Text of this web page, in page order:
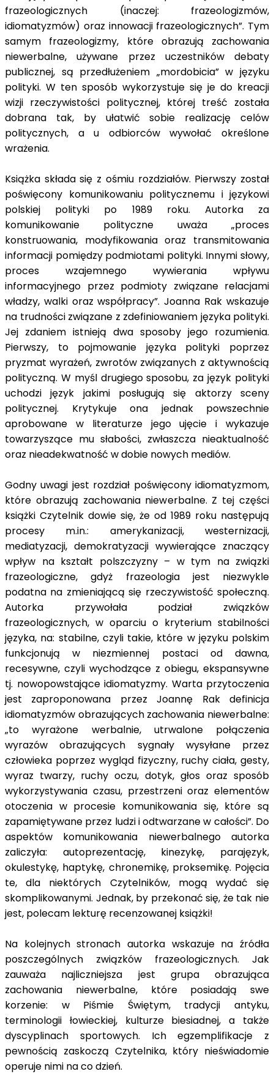
frazeologicznych (inaczej: frazeologizmów,
idiomatyzmów) oraz innowacji frazeologicznych”. Tym
samym frazeologizmy, które obrazują zachowania
niewerbalne, używane przez uczestników debaty
publicznej, są przedłużeniem „mordobicia” w języku
polityki. W ten sposób wykorzystuje się je do kreacji
wizji rzeczywistości politycznej, której treść została
dobrana tak, by ułatwić sobie realizację celów
politycznych, a u odbiorców wywołać określone
wrażenia.
Książka składa się z ośmiu rozdziałów. Pierwszy został
poświęcony komunikowaniu politycznemu i językowi
polskiej polityki po 1989 roku. Autorka za
komunikowanie polityczne uważa „proces
konstruowania, modyfikowania oraz transmitowania
informacji pomiędzy podmiotami polityki. Innymi słowy,
proces wzajemnego wywierania wpływu
informacyjnego przez podmioty związane relacjami
władzy, walki oraz współpracy”. Joanna Rak wskazuje
na trudności związane z zdefiniowaniem języka polityki.
Jej zdaniem istnieją dwa sposoby jego rozumienia.
Pierwszy, to pojmowanie języka polityki poprzez
pryzmat wyrażeń, zwrotów związanych z aktywnością
polityczną. W myśl drugiego sposobu, za język polityki
uchodzi język jakimi posługują się aktorzy sceny
politycznej. Krytykuje ona jednak powszechnie
aprobowane w literaturze jego ujęcie i wykazuje
towarzyszące mu słabości, zwłaszcza nieaktualność
oraz nieadekwatność w dobie nowych mediów.
Godny uwagi jest rozdział poświęcony idiomatyzmom,
które obrazują zachowania niewerbalne. Z tej części
książki Czytelnik dowie się, że od 1989 roku następują
procesy m.in.: amerykanizacji, westernizacji,
mediatyzacji, demokratyzacji wywierające znaczący
wpływ na kształt polszczyzny – w tym na związki
frazeologiczne, gdyż frazeologia jest niezwykle
podatna na zmieniającą się rzeczywistość społeczną.
Autorka przywołała podział związków
frazeologicznych, w oparciu o kryterium stabilności
języka, na: stabilne, czyli takie, które w języku polskim
funkcjonują w niezmiennej postaci od dawna,
recesywne, czyli wychodzące z obiegu, ekspansywne
tj. nowopowstające idiomatyzmy. Warta przytoczenia
jest zaproponowana przez Joannę Rak definicja
idiomatyzmów obrazujących zachowania niewerbalne:
„to wyrażone werbalnie, utrwalone połączenia
wyrazów obrazujących sygnały wysyłane przez
człowieka poprzez wygląd fizyczny, ruchy ciała, gesty,
wyraz twarzy, ruchy oczu, dotyk, głos oraz sposób
wykorzystywania czasu, przestrzeni oraz elementów
otoczenia w procesie komunikowania się, które są
zapamiętywane przez ludzi i odtwarzane w całości”. Do
aspektów komunikowania niewerbalnego autorka
zaliczyła: autoprezentację, kinezykę, parajęzyk,
okulestykę, haptykę, chronemikę, proksemikę. Pojęcia
te, dla niektórych Czytelników, mogą wydać się
skomplikowanymi. Jednak, by przekonać się, że tak nie
jest, polecam lekturę recenzowanej książki!
Na kolejnych stronach autorka wskazuje na źródła
poszczególnych związków frazeologicznych. Jak
zauważa najliczniejsza jest grupa obrazująca
zachowania niewerbalne, które posiadają swe
korzenie: w Piśmie Świętym, tradycji antyku,
terminologii łowieckiej, kulturze biesiadnej, a także
dyscyplinach sportowych. Ich egzemplifikacje z
pewnością zaskoczą Czytelnika, który nieświadomie
operuje nimi na co dzień.